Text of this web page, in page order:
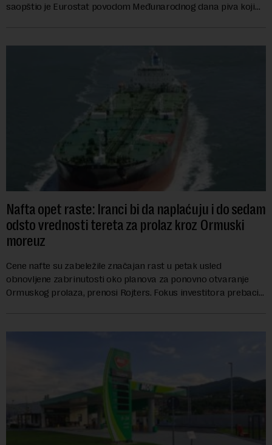
saopštio je Eurostat povodom Međunarodnog dana piva koji
Nafta opet raste: Iranci bi da naplaćuju i do sedam
odsto vrednosti tereta za prolaz kroz Ormuski
moreuz
Cene nafte su zabeležile značajan rast u petak usled
obnovljene zabrinutosti oko planova za ponovno otvaranje
Ormuskog prolaza, prenosi Rojters. Fokus investitora prebacio